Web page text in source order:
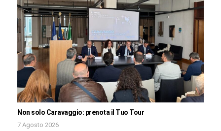
Non solo Caravaggio: prenota il Tuo Tour
7 Agosto 2026